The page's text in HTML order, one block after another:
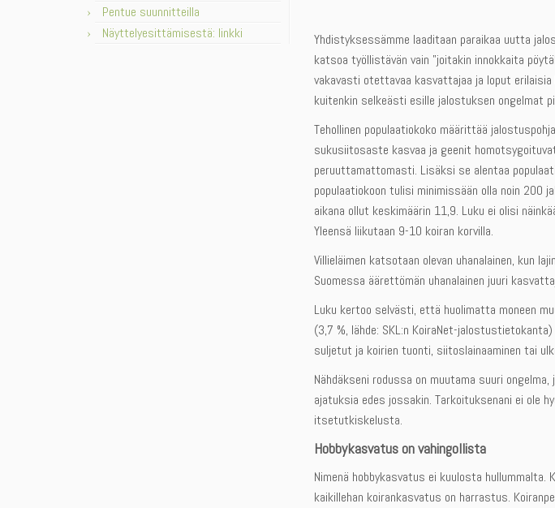
Pentue suunnitteilla
Näyttelyesittämisestä: linkki
Yhdistyksessämme laaditaan paraikaa uutta
katsoa työllistävän vain ”joitakin innokkaita
vakavasti otettavaa kasvattajaa ja loput
kuitenkin selkeästi esille jalostuksen ongelmat
Tehollinen populaatiokoko määrittää
sukusiitosaste kasvaa ja geenit
peruuttamattomasti. Lisäksi se alentaa
populaatiokoon tulisi minimissään olla noin 200
aikana ollut keskimäärin 11,9. Luku ei olisi
Yleensä liikutaan 9-10 koiran korvilla.
Villieläimen katsotaan olevan uhanalainen, kun
Suomessa äärettömän uhanalainen juuri
Luku kertoo selvästi, että huolimatta moneen
(3,7 %, lähde: SKL:n KoiraNet-
suljetut ja koirien tuonti, siitoslainaaminen tai
Nähdäkseni rodussa on muutama suuri
ajatuksia edes jossakin. Tarkoituksenani ei ole
itsetutkiskelusta.
Hobbykasvatus on vahingollista
Nimenä hobbykasvatus ei kuulosta
kaikillehan koirankasvatus on harrastus.